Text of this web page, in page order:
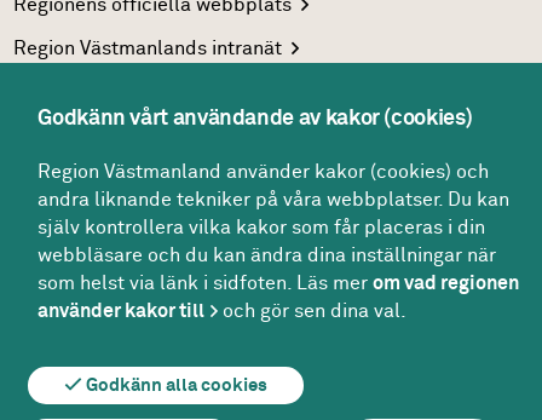
Regionens officiellawebbplats
Region Västmanlandsintranät
Facebook
LinkedIn
Twitter
Youtube
Om webbplatsen Om kakor
Godkänn vårt användande av kakor (cookies)
Region Västmanland använder kakor (cookies) och
andra liknande tekniker på våra webbplatser. Du kan
själv kontrollera vilka kakor som får placeras i din
webbläsare och du kan ändra dina inställningar när
som helst via länk i sidfoten. Läs merom vad regionen
använder kakor till
och gör sen dina val.
Godkänn alla cookies